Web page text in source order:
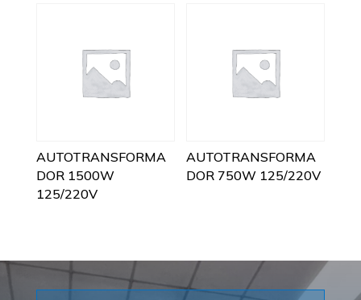
AUTOTRANSFORMA
DOR 1500W
125/220V
AUTOTRANSFORMA
DOR 750W 125/220V